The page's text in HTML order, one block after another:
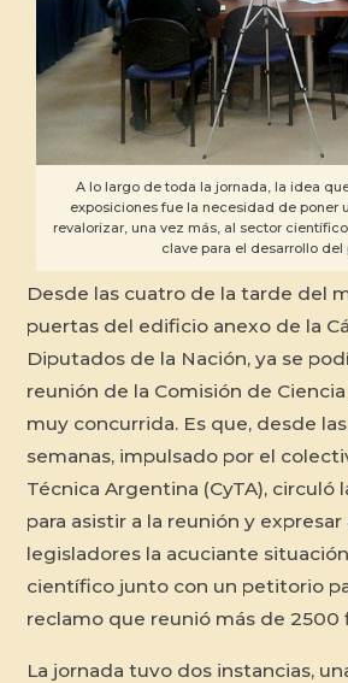
A lo largo de toda la jornada, la idea
exposiciones fue la necesidad de poner
revalorizar, una vez más, al sector
clave para el desarrollo del
Desde las cuatro de la tarde del
puertas del edificio anexo de la
Diputados de la Nación, ya se
reunión de la Comisión de
muy concurrida. Es que, desde
semanas, impulsado por el
Técnica Argentina (CyTA), circuló
para asistir a la reunión y
legisladores la acuciante
científico junto con un petitorio
reclamo que reunió más de 2500
La jornada tuvo dos instancias,